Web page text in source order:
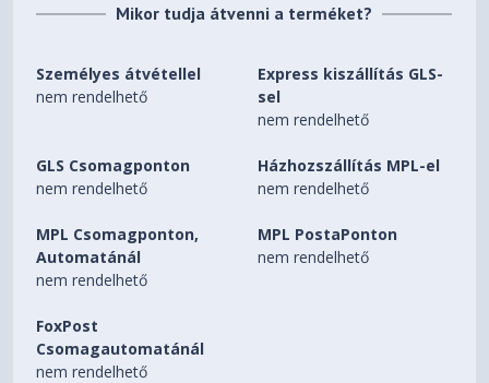
Operációs rendszer
Csatlakozók
USB 3.2 Gen1
2 db
USB-C 3.2 be
1 db
HDMI ki
1 db
Jack 3,5mm
Igen
Technológia
Tárolt energia
Mikor tudja átvenni a terméket?
Személyes átvétellel
nem rendelhető
Express kiszállítás GLS-
sel
nem rendelhető
GLS Csomagponton
nem rendelhető
Házhozszállítás MPL-el
nem rendelhető
MPL Csomagponton,
Automatánál
nem rendelhető
MPL PostaPonton
nem rendelhető
FoxPost
Csomagautomatánál
nem rendelhető